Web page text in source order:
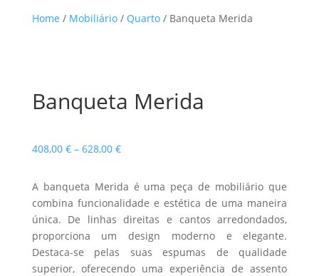
Home / Mobiliário/ Quarto/ Banqueta Merida
Banqueta Merida
408,00 € – 628,00 €Price
408,00 €
through
628,00 €
A banqueta Merida é uma peça de mobiliário que
combina funcionalidade e estética de uma maneira
única. De linhas direitas e cantos arredondados,
proporciona um design moderno e elegante.
Destaca-se pelas suas espumas de qualidade
superior, oferecendo uma experiência de assento